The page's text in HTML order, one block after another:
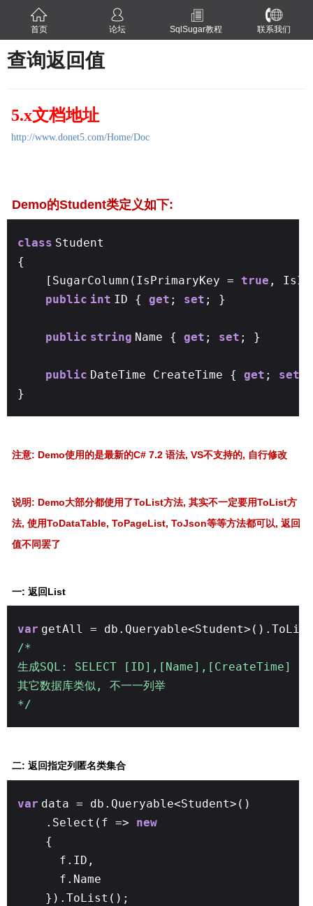
首页 论坛 SqlSugar教程 联系我们
查询返回值
5.x文档地址
http://www.donet5.com/Home/Doc
Demo的Student类定义如下:
class Student
{
[SugarColumn(IsPrimaryKey = true ,
public int ID { get ; set ; }
public string Name { get ; set ; }
public DateTime CreateTime { get ; set
}
注意: Demo使用的是最新的C# 7.2 语法, VS不支持的, 自行修改
说明: Demo大部分都使用了ToList方法, 其实不一定要用ToList方
法, 使用ToDataTable, ToPageList, ToJson等等方法都可以, 返回
值不同罢了
一: 返回List
var getAll =
/*
生成SQL: SELECT [ID],[Name],[CreateTime]
其它数据库类似, 不一一列举
*/
二: 返回指定列匿名类集合
var data = db.Queryable<Student>()
.Select(f => new
{
f.ID,
f.Name
}).ToList();